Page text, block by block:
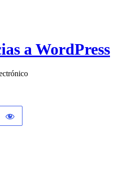
a WordPress